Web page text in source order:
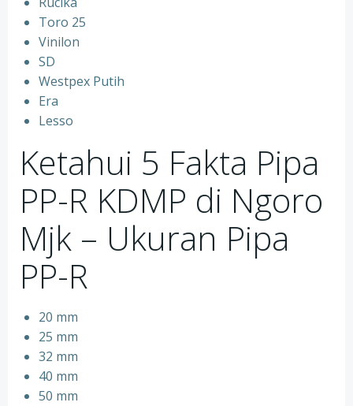
Toro 25
Vinilon
SD
Westpex Putih
Era
Lesso
Ketahui 5 Fakta Pipa
PP-R KDMP di Ngoro
Mjk – Ukuran Pipa
PP-R
20 mm
25 mm
32 mm
40 mm
50 mm